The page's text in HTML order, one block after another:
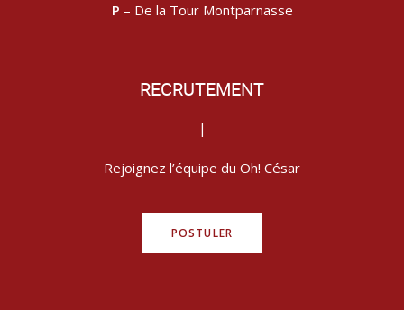
P – De la Tour Montparnasse
RECRUTEMENT
|
Rejoignez l’équipe du Oh! César
POSTULER